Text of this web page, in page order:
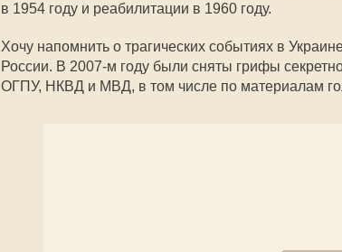
в 1954 году и реабилитации в 1960 году.
Хочу напомнить о трагических событиях в
России. В 2007-м году были сняты грифы
ОГПУ, НКВД и МВД, в том числе по материалам